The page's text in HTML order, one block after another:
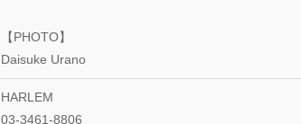
【PHOTO】
Daisuke Urano
HARLEM
03-3461-8806